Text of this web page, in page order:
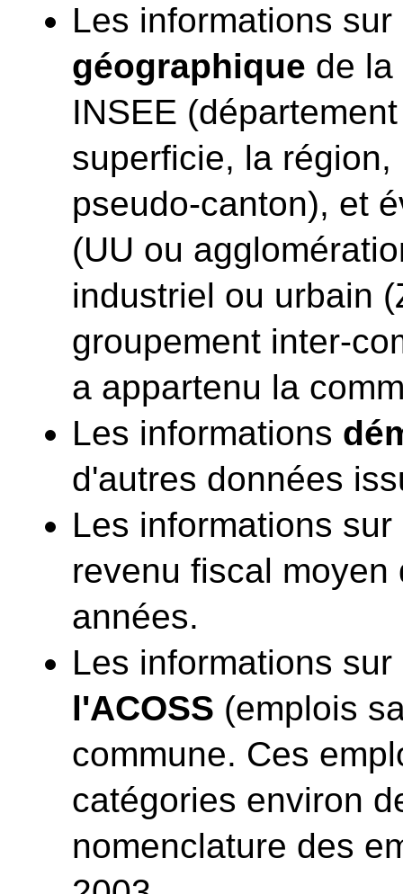
Les informations
géographique de la
INSEE
superficie, la
pseudo-canton), et
(UU ou
industriel ou urbain
groupement inter-
a appartenu la
Les informations
d'autres données
Les informations
revenu fiscal
années.
Les informations
l'ACOSS (emplois
commune. Ces
catégories environ
nomenclature des